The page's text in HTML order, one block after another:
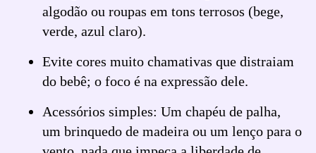
algodão ou roupas em tons terrosos (bege,
verde, azul claro).
Evite cores muito chamativas que distraiam
do bebê; o foco é na expressão dele.
Acessórios simples: Um chapéu de palha,
um brinquedo de madeira ou um lenço para o